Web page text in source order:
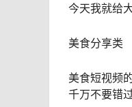
今天我就给
美食分享类
美食短视频
千万不要错